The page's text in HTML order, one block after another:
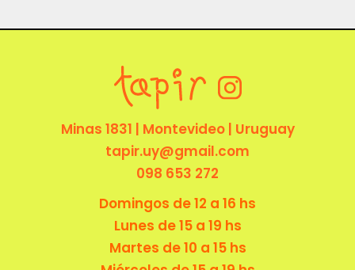
Zanahoria
Minas 1831 | Montevideo | Uruguay
tapir.uy@gmail.com
098 653 272
Domingos de 12 a 16 hs
Lunes de 15 a 19 hs
Martes de 10 a 15 hs